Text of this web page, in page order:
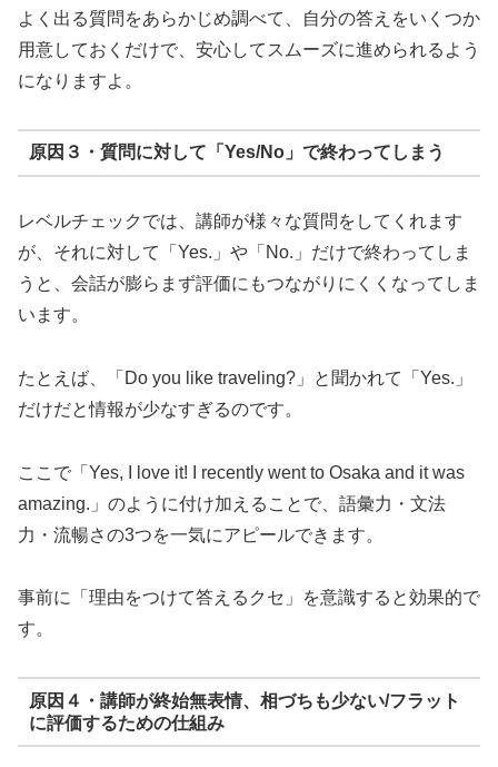
よく出る質問をあらかじめ調べて、自分の答えをいくつか
用意しておくだけで、安心してスムーズに進められるよう
になりますよ。
原因３・質問に対して「Yes/No」で終わってしまう
レベルチェックでは、講師が様々な質問をしてくれます
が、それに対して「Yes.」や「No.」だけで終わってしま
うと、会話が膨らまず評価にもつながりにくくなってしま
います。
たとえば、「Do you like traveling?」と聞かれて「Yes.」
だけだと情報が少なすぎるのです。
ここで「Yes, I love it! I recently went to Osaka and it was
amazing.」のように付け加えることで、語彙力・文法
力・流暢さの3つを一気にアピールできます。
事前に「理由をつけて答えるクセ」を意識すると効果的で
す。
原因４・講師が終始無表情、相づちも少ない/フラット
に評価するための仕組み